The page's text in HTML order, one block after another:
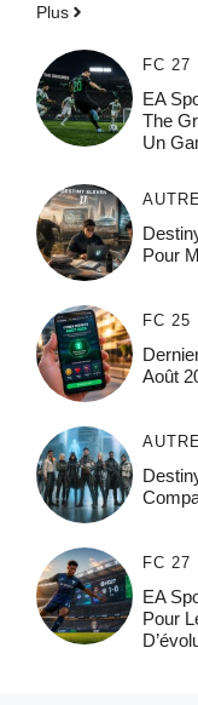
Plus
FC 27
EA
The
Un
Pour
FC 25
Août
FC 27
EA
Pour